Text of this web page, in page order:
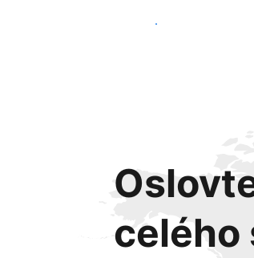
Začať ešte dnes
celého